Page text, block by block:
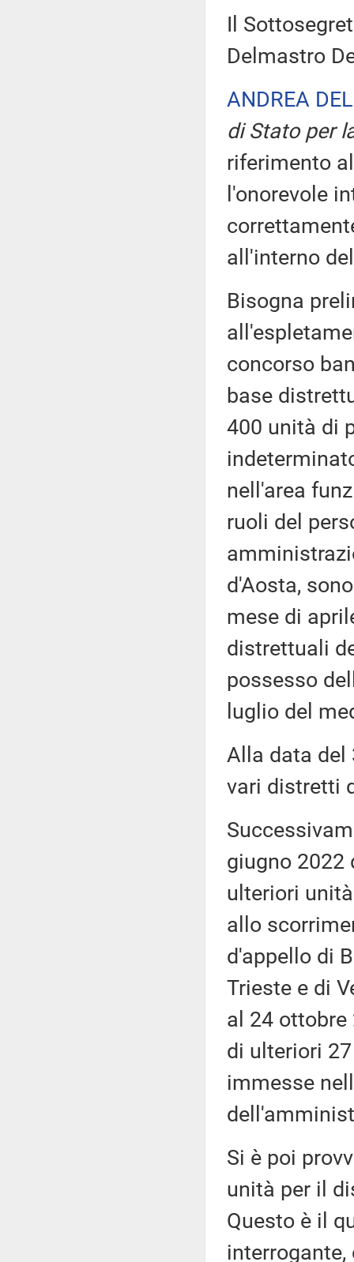
Il
Delmastro
ANDREA
di Stato per
riferimento
l'onorevole
all'interno
Bisogna
concorso
base
400 unità di
nell'area
ruoli del
d'Aosta,
mese di
distrettuali
possesso
luglio del
Alla data del
vari distretti
giugno 2022
ulteriori
allo
d'appello di
Trieste e di
al 24 ottobre
di ulteriori
immesse
Si è poi
unità per il
Questo è il